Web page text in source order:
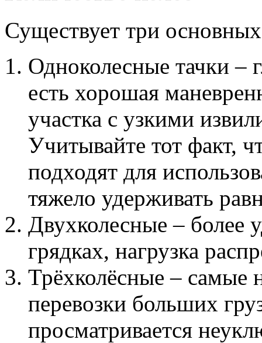
Существует три
Одноколесные тачки –
есть хорошая
участка с узкими
Учитывайте тот факт,
подходят для
тяжело удерживать
Двухколесные – более
грядках, нагрузка
Трёхколёсные – самые
перевозки больших
просматривается